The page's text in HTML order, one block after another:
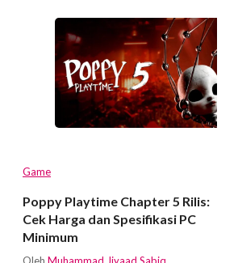
Game
Poppy Playtime Chapter 5 Rilis:
Cek Harga dan Spesifikasi PC
Minimum